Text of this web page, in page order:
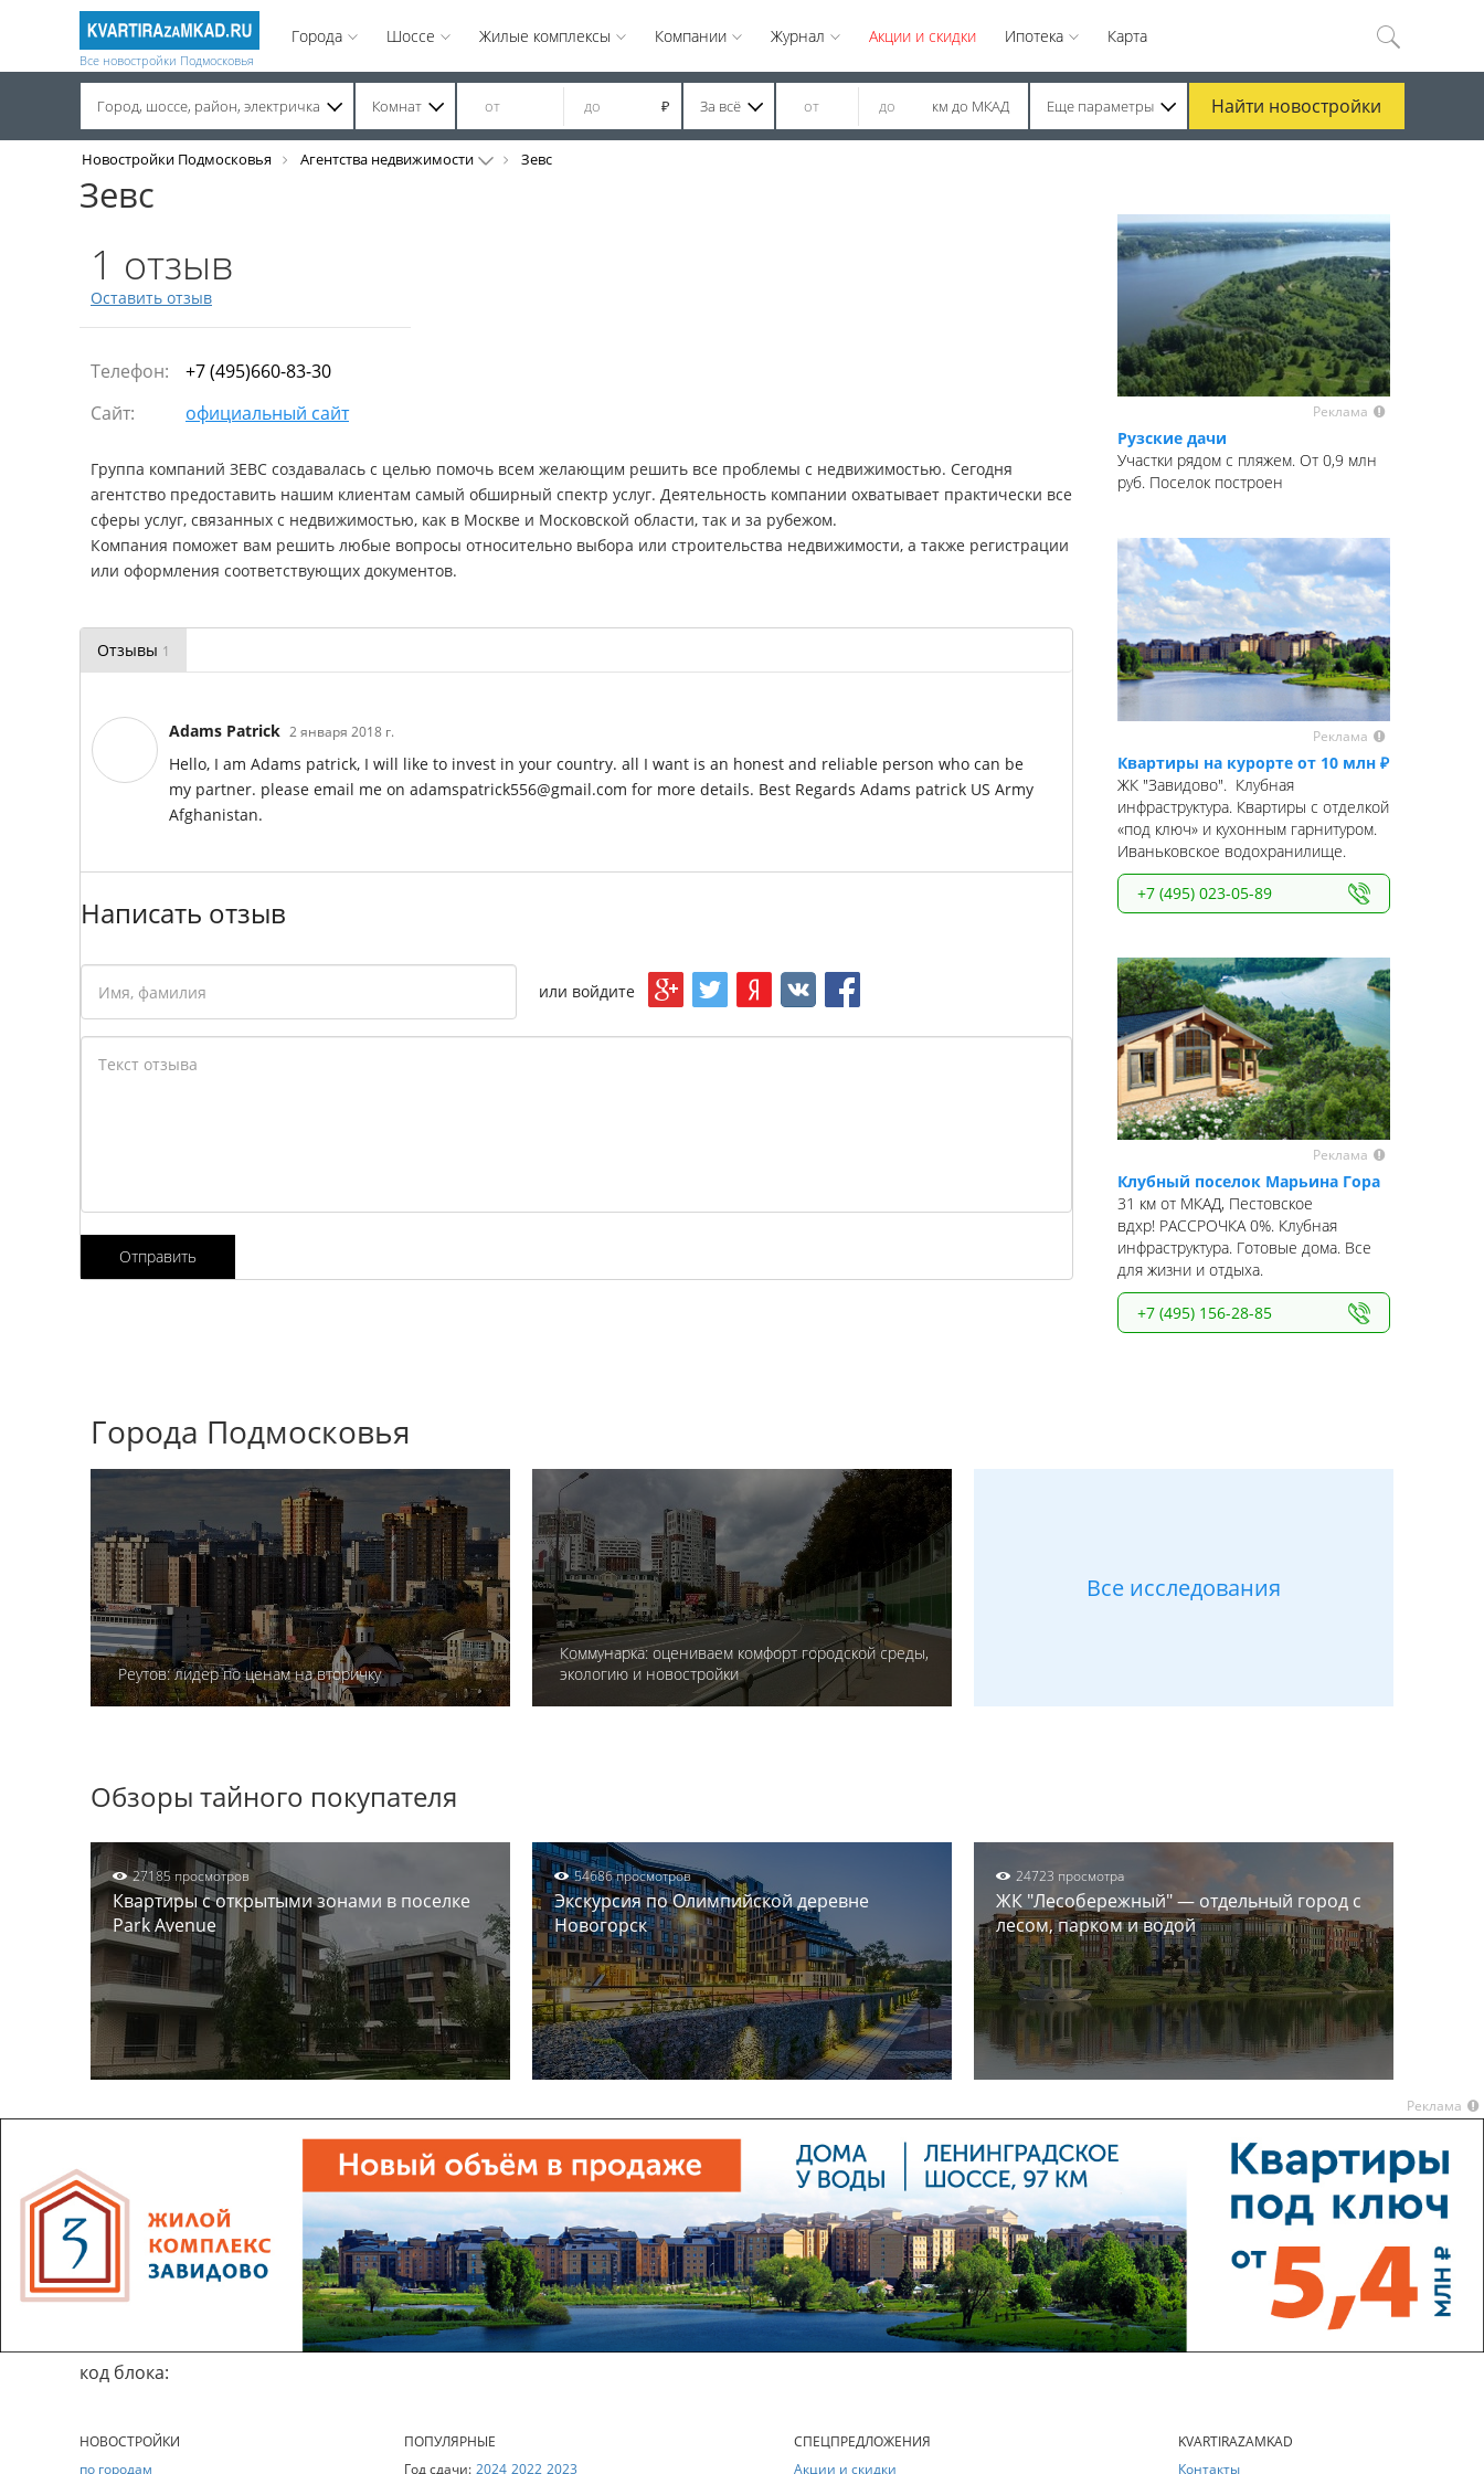
Все новостройки Подмосковья
Города Шоссе Жилые комплексы Компании Журнал Акции и скидки Ипотека Карта
Город, шоссе, район, электричка Комнат ₽ За всё км до МКАД Еще параметры Найти новостройки
Новостройки Подмосковья Агентства недвижимости Зевс
Зевс
1 отзыв
Оставить отзыв
Телефон:
+7 (495)660-83-30
Сайт:
официальный сайт
Группа компаний ЗЕВС создавалась с целью помочь всем желающим решить все проблемы с недвижимостью. Сегодня
агентство предоставить нашим клиентам самый обширный спектр услуг. Деятельность компании охватывает практически все
сферы услуг, связанных с недвижимостью, как в Москве и Московской области, так и за рубежом.
Компания поможет вам решить любые вопросы относительно выбора или строительства недвижимости, а также регистрации
или оформления соответствующих документов.
Отзывы 1
Adams Patrick 2 января 2018 г.
Hello, I am Adams patrick, I will like to invest in your country. all I want is an honest and reliable person who can be
my partner. please email me on adamspatrick556@gmail.com for more details. Best Regards Adams patrick US Army
Afghanistan.
Написать отзыв
или войдите
Отправить
Реклама
Рузские дачи
Участки рядом с пляжем. От 0,9 млн
руб. Поселок построен
Реклама
Квартиры на курорте от 10 млн ₽
ЖК "Завидово". Клубная
инфраструктура. Квартиры с отделкой
«под ключ» и кухонным гарнитуром.
Иваньковское водохранилище.
+7 (495) 023-05-89
Реклама
Клубный поселок Марьина Гора
31 км от МКАД, Пестовское
вдхр! РАССРОЧКА 0%. Клубная
инфраструктура. Готовые дома. Все
для жизни и отдыха.
+7 (495) 156-28-85
Города Подмосковья
Реутов: лидер по ценам на вторичку
Коммунарка: оцениваем комфорт городской среды,
экологию и новостройки
Все исследования
Обзоры тайного покупателя
27185 просмотров
Квартиры с открытыми зонами в поселке
Park Avenue
54686 просмотров
Экскурсия по Олимпийской деревне
Новогорск
24723 просмотра
ЖК "Лесобережный" — отдельный город с
лесом, парком и водой
Реклама
код блока:
НОВОСТРОЙКИ
по городам
ПОПУЛЯРНЫЕ
Год сдачи: 2024 2022 2023
СПЕЦПРЕДЛОЖЕНИЯ
Акции и скидки
KVARTIRAZAMKAD
Контакты